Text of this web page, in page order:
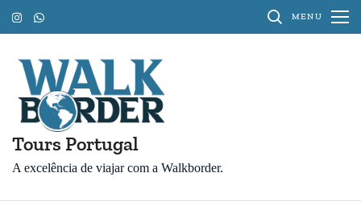
Pular
para
conteúdo
(Pressione
MENU
Tours Portugal
A excelência de viajar com a Walkborder.